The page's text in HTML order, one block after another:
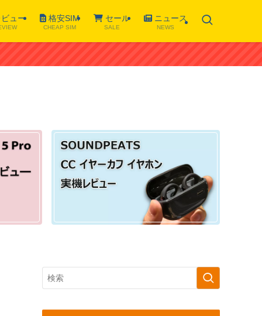
ュー 格安SIM
CHEAP SIM
セール
SALE
ニュース
NEWS